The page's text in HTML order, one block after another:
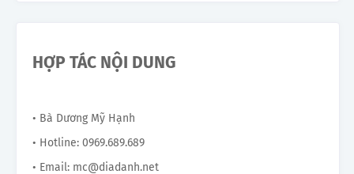
HỢP TÁC NỘI DUNG
• Bà Dương Mỹ Hạnh
• Hotline: 0969.689.689
• Email: mc@diadanh.net